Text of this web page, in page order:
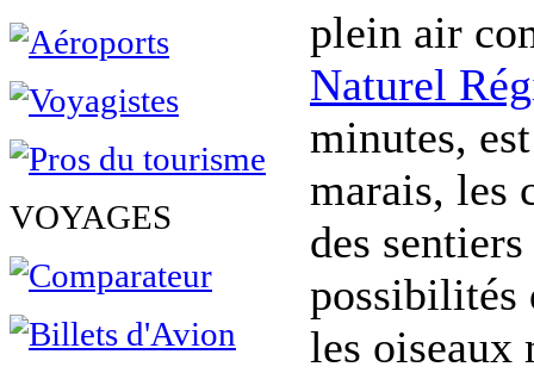
VOYAGES
plein air
Naturel
minutes,
marais, les
des
possibilités
les oiseaux